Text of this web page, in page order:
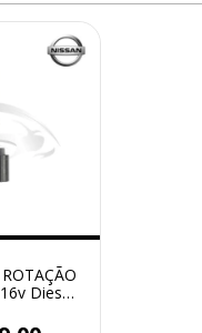
Diesel